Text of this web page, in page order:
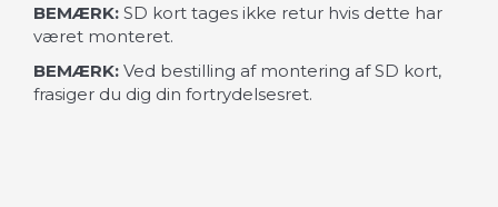
BEMÆRK: SD kort tages ikke retur hvis dette har
været monteret.
BEMÆRK: Ved bestilling af montering af SD kort,
frasiger du dig din fortrydelsesret.